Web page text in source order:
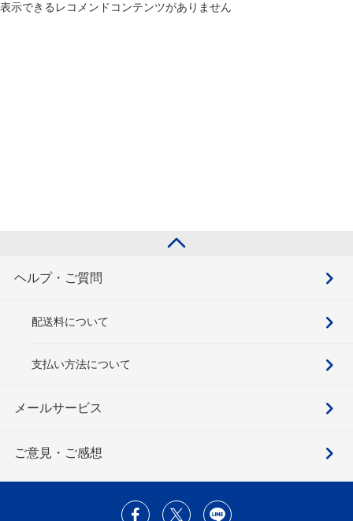
表示できるレコメンドコンテンツがありません
ヘルプ・ご質問
配送料について
支払い方法について
メールサービス
ご意見・ご感想